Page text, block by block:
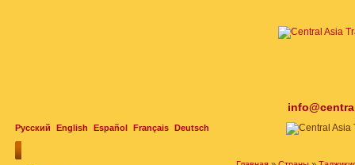
Русский English Español Français Deutsch